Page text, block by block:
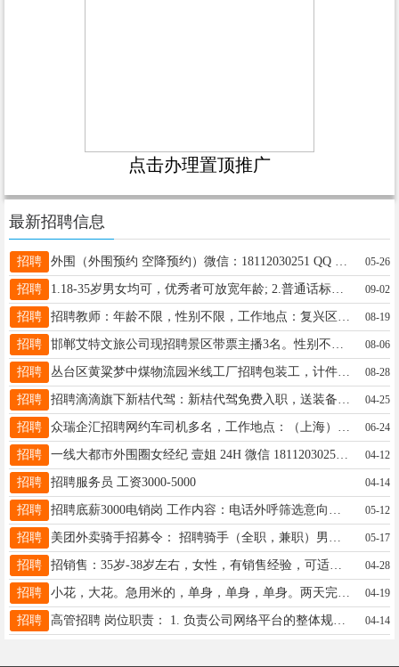
点击办理置顶推广
最新招聘信息
招聘 05-26
招聘 1.18-35岁男女均可，优秀者可放宽年龄; 2.普通话标准，活泼开朗，零基础，零经验可做: 3.性格开朗、风趣幽默，或具有才艺(唱歌、喊麦)等更佳; 4.提供舒适的室内办公环境与办公设备; 5.新手带薪培训，有专业老师培训与指导; 6.可全职/兼职/实习，实习提供实习证明; 7.工作时间为14:00-18:00，20:00到24:00(中间2个小时轮流吃饭时间)，兼职4小时以上，时间可自由选择; 薪资范围:保底2000元/月，高提成，月平均工资4000-10000+ v:whwh6791 09-02
招聘 08-19
招聘 08-06
招聘 丛台区黄粱梦中煤物流园米线工厂招聘包装工，计件工资，多劳多得，活简单易上手，长白班，联系电话15803395312 08-28
招聘 04-25
招聘 06-24
招聘 一线大都市外围圈女经纪 壹姐 24H 微信 18112030251 QQ 1228207872 往事清零-爱恨随意-做真的自我-经济独立的女孩最美-全国外围招聘日结1万起 没花在你身上的金山银山都与你无关 没落实到你身上的承诺一律视为谎言 女人不能靠感情和不值钱的大饼活着 赚钱和爱自己永远是第一位 职位：外围圈女孩 酒店女公关 为商界精英老板成功人士提供温馨周到的服务 收入：女孩1次到手 1千 2千 3千 日结5千-1万以上 女 35岁以下 净身高155以上 04-12
招聘 招聘服务员 工资3000-5000 04-14
招聘 05-12
招聘 05-17
招聘 招销售：35岁-38岁左右，女性，有销售经验，可适当饮酒；有政府沟通经验者优先，商务礼仪娴熟；无责底薪2500+高绩效+高提成+出差补助+年休+五险。有意者+V：19333992943。备注邯郸销售。 04-28
招聘 小花，大花。急用米的，单身，单身，单身。两天完事。四五十个。想做的联系，星期二开始。微信qw58896967 04-19
招聘 高管招聘 岗位职责： 1. 负责公司网络平台的整体规划与运营，制定并执行网络运营策略； 2. 分析用户行为数据，优化内容策略，提高用户活跃度和粘性； 3. 管理团队日常工作，确保项目按时高质量完成； 4. 协调各部门资源，推动线上线下活动的顺利开展。 5. 能独立培训员工， 任职要求： 1. 市场营销、传媒等相关专业优先； 2. 至少3年以上的网络运营经验，有大型企业或平台运营经验者优先； 3. 熟悉互联网行业动态，具备敏锐的市场洞察力； 4. 具备良好的沟通协调能力和团队管理能力； 5. 有较强的数据分析能力，能够通过数据分析指导业务决策； 6. 性格开朗，具有较强的抗压能力。 福利待遇： 1. 年薪范围：12-20万人民币，具体面议； 2. 提供年终奖、绩效奖金； 3. 办公环境舒适，提供茶水间、休息区； 4. 每年组织团队建设活动，增进团队凝聚力。 5. 提供食宿，环境舒适。 招聘单位:河北田野节水灌溉设备有限公司 地址；邯郸市鸡泽县经济开发区 联系人；孙经理 地址: 鸡泽县鸡泽镇北线阁街与515国道交叉口东380米 04-14